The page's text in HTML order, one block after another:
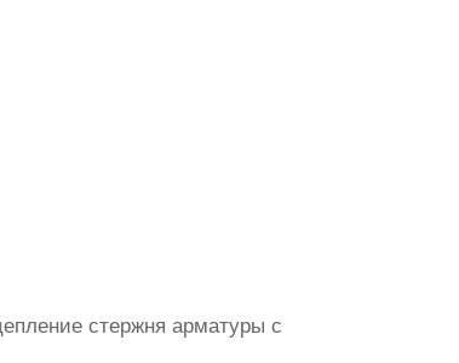
стержня арматуры с